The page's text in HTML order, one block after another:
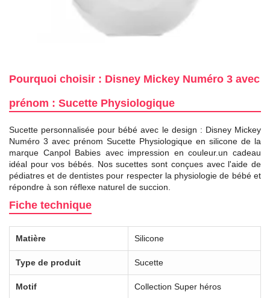
Pourquoi choisir : Disney Mickey Numéro 3 avec
prénom : Sucette Physiologique
Sucette personnalisée pour bébé avec le design : Disney Mickey
Numéro 3 avec prénom Sucette Physiologique en silicone de la
marque Canpol Babies avec impression en couleur.un cadeau
idéal pour vos bébés. Nos sucettes sont conçues avec l'aide de
pédiatres et de dentistes pour respecter la physiologie de bébé et
répondre à son réflexe naturel de succion.
Fiche technique
Matière Silicone
Type de produit Sucette
Motif Collection Super héros